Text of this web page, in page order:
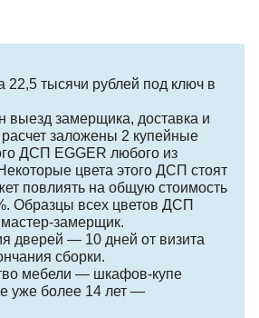
22,5 тысячи рублей под ключ в
выезд замерщика, доставка и
заложены 2 купейные
ДСП EGGER любого из
цвета этого ДСП стоят
повлиять на общую стоимость
Образцы всех цветов ДСП
замерщик.
дверей — 10 дней от визита
сборки.
мебели — шкафов-купе
уже более 14 лет —